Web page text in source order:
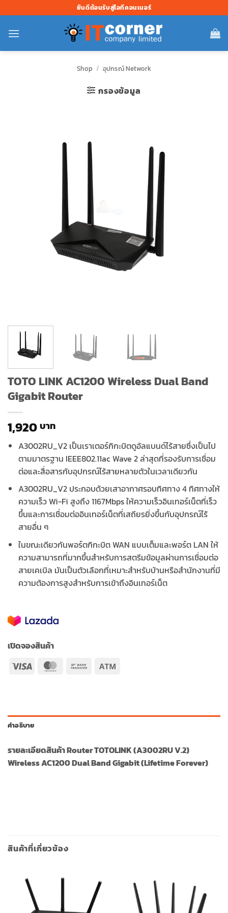
ไป
ยัง
ยินดีต้อนรับสู่ไอทีคอนเนอร์
Shop / อุปกรณ์ Network
กรองข้อมูล
TOTO LINK AC1200 Wireless Dual Band
Gigabit Router
1,920
A3002RU_V2 เป็นเราเตอร์กิกะบิตดูอัลแบนด์ไร้สายซึ่งเป็นไป
ตามมาตรฐาน IEEE802.11ac Wave 2 ล่าสุดที่รองรับการเชื่อม
ต่อและสื่อสารกับอุปกรณ์ไร้สายหลายตัวในเวลาเดียวกัน
A3002RU_V2 ประกอบด้วยเสาอากาศรอบทิศทาง 4 ทิศทางให้
ความเร็ว Wi-Fi สูงถึง 1167Mbps ให้ความเร็วอินเทอร์เน็ตที่เร็ว
ขึ้นและการเชื่อมต่ออินเทอร์เน็ตที่เสถียรยิ่งขึ้นกับอุปกรณ์ไร้
สายอื่น ๆ
ในขณะเดียวกันพอร์ตกิกะบิต WAN แบบเต็มและพอร์ต LAN ให้
ความสามารถที่มากขึ้นสำหรับการสตรีมข้อมูลผ่านการเชื่อมต่อ
สายเคเบิล มันเป็นตัวเลือกที่เหมาะสำหรับบ้านหรือสำนักงานที่มี
ความต้องการสูงสำหรับการเข้าถึงอินเทอร์เน็ต
เปิดจองสินค้า
Visa
MasterCard
Bank
คำอธิบาย
รายละเอียดสินค้า Router TOTOLINK (A3002RU V.2)
Wireless AC1200 Dual Band Gigabit (Lifetime Forever)
สินค้าที่เกี่ยวข้อง